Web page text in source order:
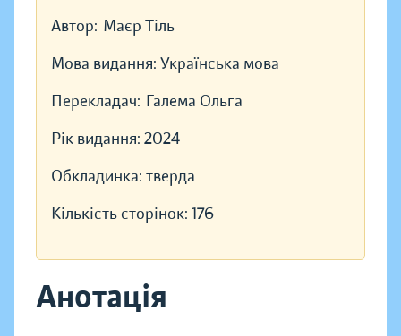
Автор: Маєр Тіль
Мова видання: Українська мова
Перекладач: Галема Ольга
Рік видання: 2024
Обкладинка: тверда
Кількість сторінок: 176
Анотація